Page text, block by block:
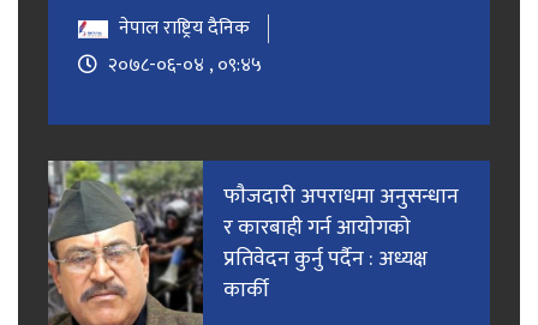
नेपाल राष्ट्रिय दैनिक
२०७८-०६-०४ , ०९:४५
फाैजदारी अपराधमा अनुसन्धान
र कारबाही गर्न आयाेगकाे
प्रतिवेदन कुर्नु पर्दैन : अध्यक्ष
कार्की